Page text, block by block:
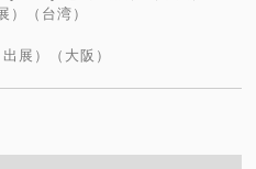
）（台湾）
展）（大阪）